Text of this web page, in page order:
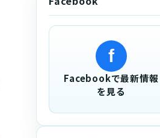
f
Facebookで最新情報
を見る